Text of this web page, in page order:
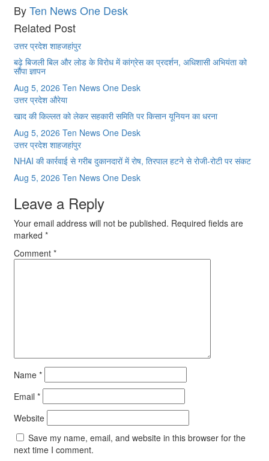
ByTen News One Desk
Related Post
उत्तर प्रदेश शाहजहांपुर
बढ़े बिजली बिल और लोड के विरोध में कांग्रेस का प्रदर्शन, अधिशासी अभियंता को
सौंपा ज्ञापन
Aug 5, 2026 Ten News One Desk
उत्तर प्रदेश औरेया
खाद की किल्लत को लेकर सहकारी समिति पर किसान यूनियन का धरना
Aug 5, 2026 Ten News One Desk
उत्तर प्रदेश शाहजहांपुर
NHAI की कार्रवाई से गरीब दुकानदारों में रोष, तिरपाल हटने से रोजी-रोटी पर संकट
Aug 5, 2026 Ten News One Desk
Leave a Reply
Your email address will not be published. Required fields are
marked *
Comment *
Name *
Email *
Website
Save my name, email, and website in this browser for the
next time I comment.